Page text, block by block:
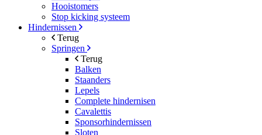
Hooistomers
Stop kicking systeem
Hindernissen
Terug
Springen
Terug
Balken
Staanders
Lepels
Complete hindernisen
Cavalettis
Sponsorhindernissen
Sloten